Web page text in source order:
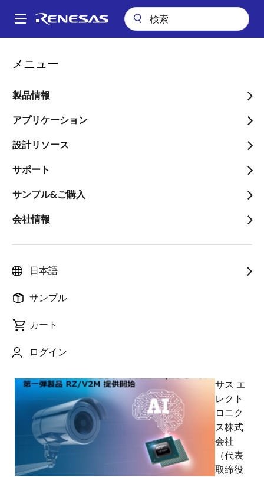
ン
Main
メニュー
製品情報
アプリケーション
設計リソース
サポート
サンプル&ご購入
会社情報
日本語
サンプル
カート
ログイン
パ
ン
く
ず
組み込み機器のリアルタイムなAI処理と低消費電力を両立する、ビジ
組み込み機器のリアルタイ
ムなAI処理と低消費電力を
両立する、ビジョン向けAI
アクセラレータ内蔵マイク
ロプロセッサ「RZ/Vシリ
ーズ」を発表
～第一弾として、産業、インフラ、リ
テール用の監視・認識カメラに向け
「RZ/V2M」の提供を開始～
2020年6月9日
サス エ
レクト
ロニク
ス株式
会社
（代表
取締役